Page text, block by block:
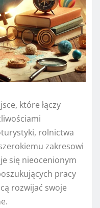
które łączy
rolnictwa
zakresowi
się nieocenionym
pracy
rozwijać swoje